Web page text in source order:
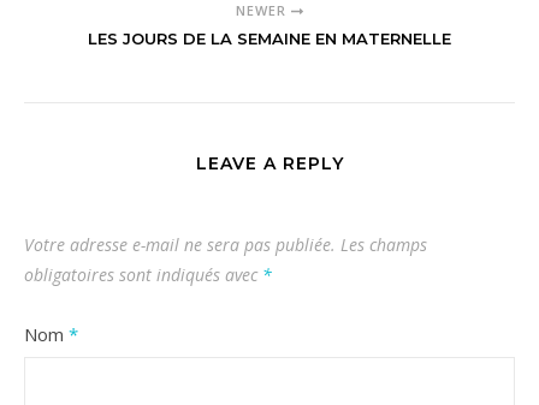
NEWER
LES JOURS DE LA SEMAINE EN MATERNELLE
LEAVE A REPLY
Votre adresse e-mail ne sera pas publiée. Les champs
obligatoires sont indiqués avec *
Nom *